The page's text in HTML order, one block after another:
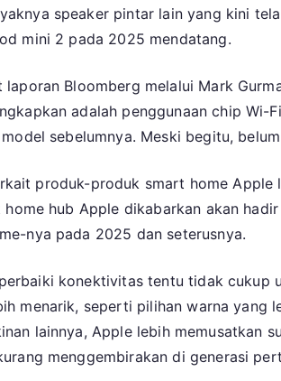
speaker pintar lain yang kini
mini 2 pada 2025 mendatang.
laporan Bloomberg melalui Mark
adalah penggunaan chip
sebelumnya. Meski begitu,
produk-produk smart home
hub Apple dikabarkan akan
nya pada 2025 dan seterusnya.
konektivitas tentu tidak cukup
menarik, seperti pilihan warna
lainnya, Apple lebih memusatkan
menggembirakan di generasi